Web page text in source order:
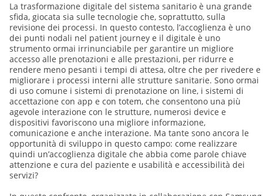
La trasformazione digitale del sistema sanitario è una grande
sfida, giocata sia sulle tecnologie che, soprattutto, sulla
revisione dei processi. In questo contesto, l’accoglienza è uno
dei punti nodali nel patient journey e il digitale è uno
strumento ormai irrinunciabile per garantire un migliore
accesso alle prenotazioni e alle prestazioni, per ridurre e
rendere meno pesanti i tempi di attesa, oltre che per rivedere e
migliorare i processi interni alle strutture sanitarie. Sono ormai
di uso comune i sistemi di prenotazione on line, i sistemi di
accettazione con app e con totem, che consentono una più
agevole interazione con le strutture, numerosi device e
dispositivi favoriscono una migliore informazione,
comunicazione e anche interazione. Ma tante sono ancora le
opportunità di sviluppo in questo campo: come realizzare
quindi un’accoglienza digitale che abbia come parole chiave
attenzione e cura del paziente e usabilità e accessibilità dei
servizi?